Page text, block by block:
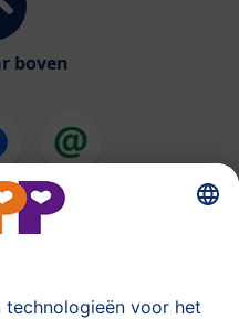
boven
HiPP Babyvoeding